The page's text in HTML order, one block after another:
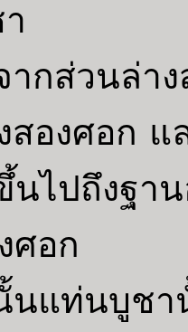
ากส่วนล่า
สองศอก
นไปถึงฐา
ศอก
นแท่นบูช